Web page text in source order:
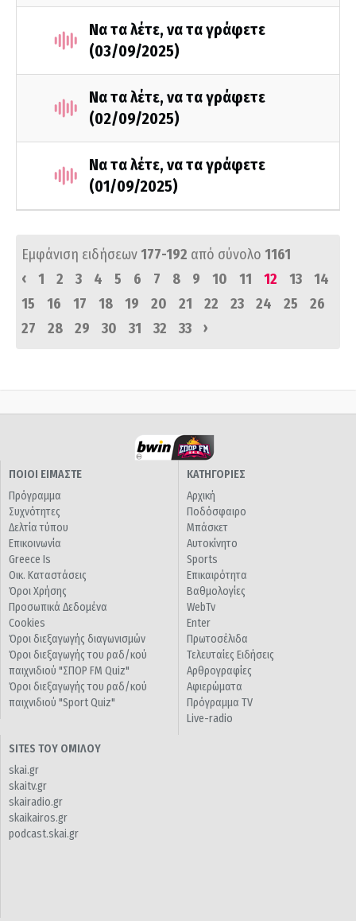
Να τα λέτε, να τα γράφετε
(03/09/2025)
Να τα λέτε, να τα γράφετε
(02/09/2025)
Να τα λέτε, να τα γράφετε
(01/09/2025)
Εμφάνιση ειδήσεων177-192 από σύνολο 1161
‹
1 2 3 4 5 6 7 8 9 10 11 12 13
14
15
16 17 18 19 20 21 22 23 24 25
26
27
28 29 30 31 32 33 ›
ΠΟΙΟΙ ΕΙΜΑΣΤΕ
Πρόγραμμα
Συχνότητες
Δελτία τύπου
Επικοινωνία
Greece Is
Οικ. Καταστάσεις
Όροι Χρήσης
Προσωπικά Δεδομένα
Cookies
Όροι διεξαγωγής διαγωνισμών
Όροι διεξαγωγής του ραδ/κού
παιχνιδιού "ΣΠΟΡ FM Quiz"
Όροι διεξαγωγής του ραδ/κού
παιχνιδιού "Sport Quiz"
ΚΑΤΗΓΟΡΙΕΣ
Αρχική
Ποδόσφαιρο
Μπάσκετ
Αυτοκίνητο
Sports
Επικαιρότητα
Βαθμολογίες
WebTv
Enter
Πρωτοσέλιδα
Τελευταίες Ειδήσεις
Αρθρογραφίες
Αφιερώματα
Πρόγραμμα TV
Live-radio
SITES ΤΟΥ ΟΜΙΛΟΥ
skai.gr
skaitv.gr
skairadio.gr
skaikairos.gr
podcast.skai.gr